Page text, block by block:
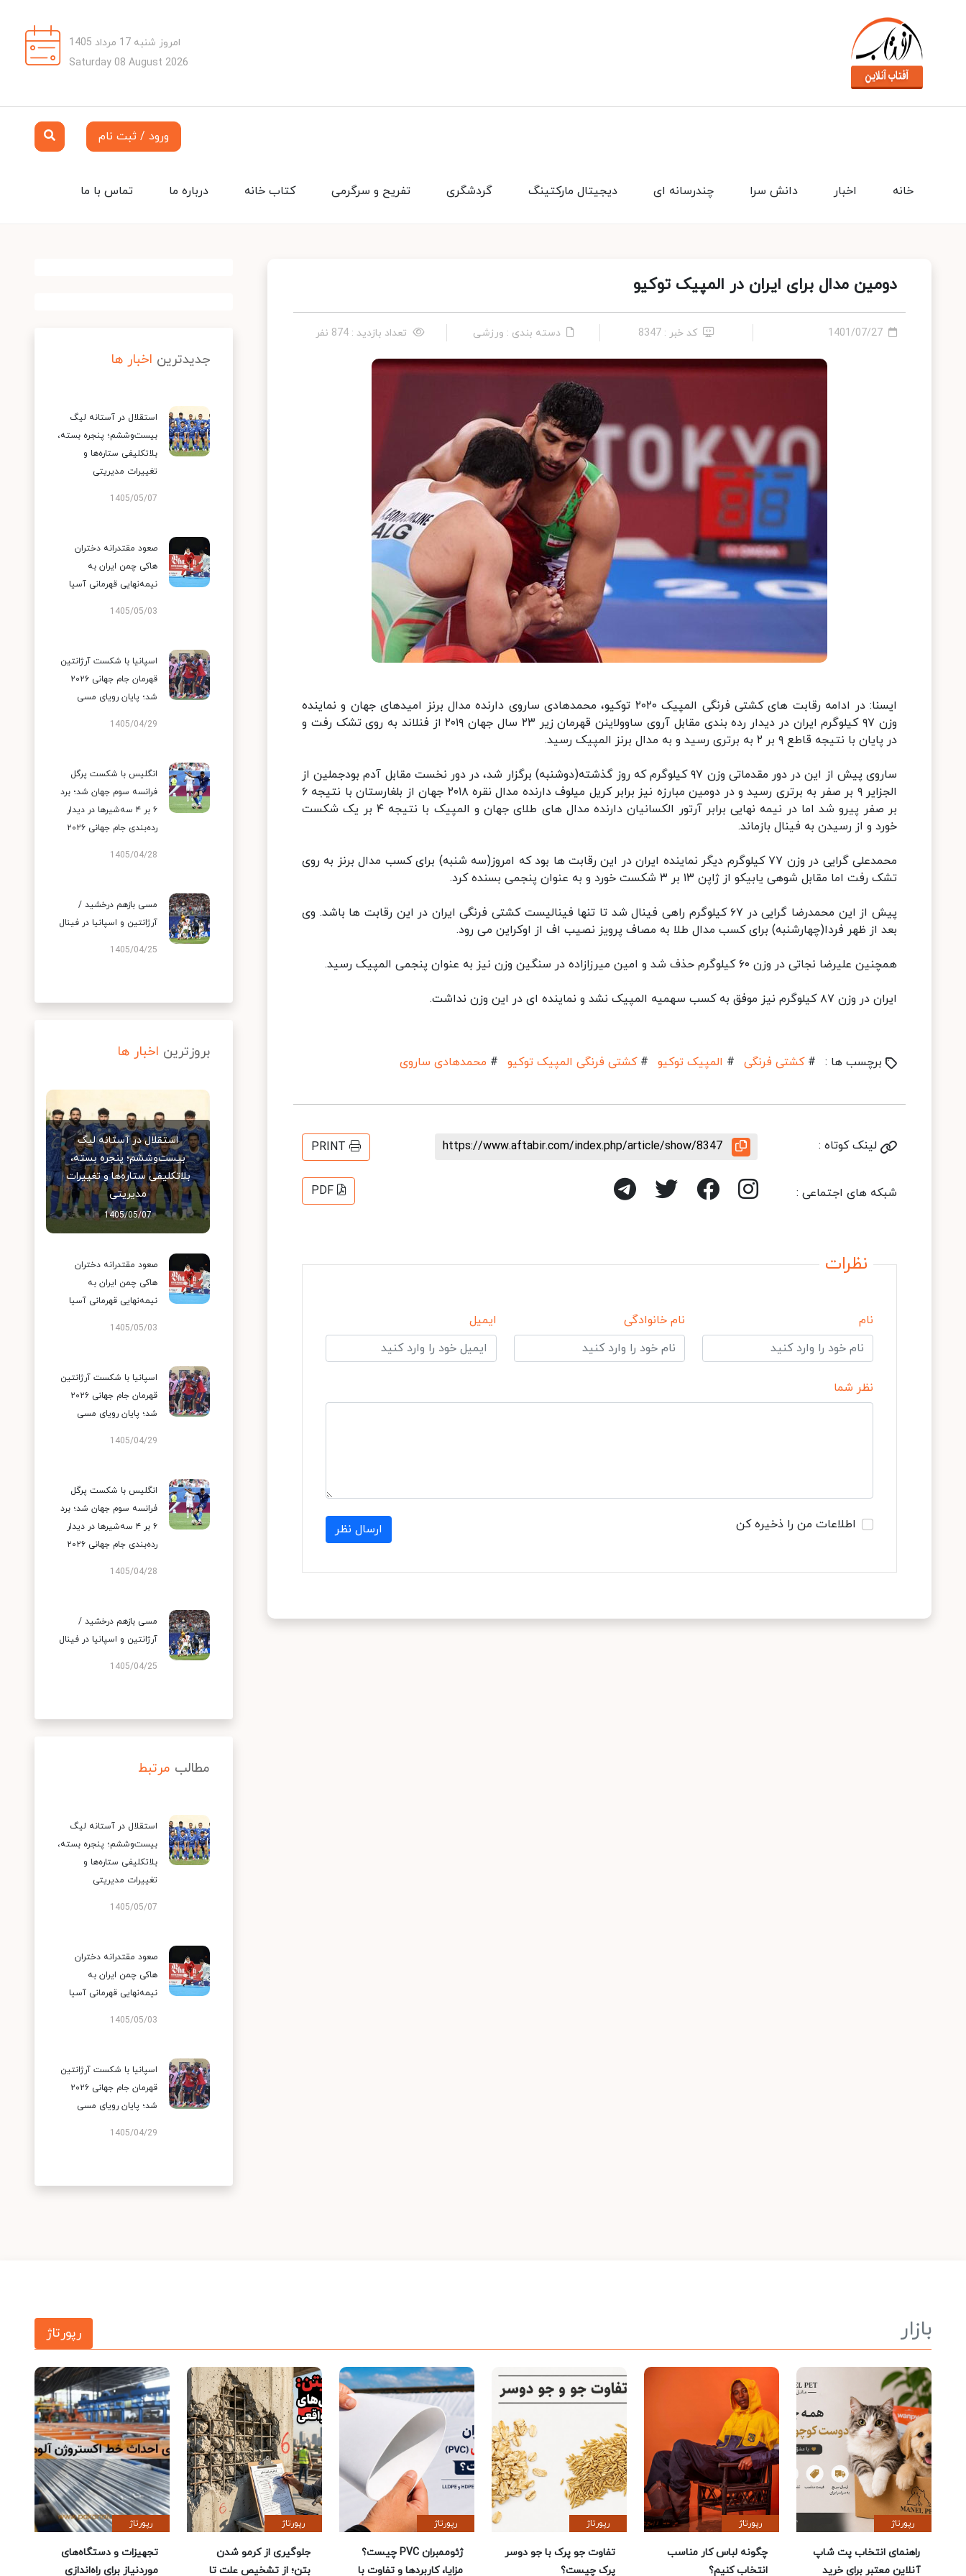
امروز شنبه 17 مرداد 1405
Saturday 08 August 2026
ورود / ثبت نام
تماس با ما درباره ما کتاب خانه تفریح و سرگرمی گردشگری دیجیتال مارکتینگ چندرسانه ای دانش سرا اخبار خانه
دومین مدال برای ایران در المپیک توکیو
1401/07/27 کد خبر : 8347 دسته بندی : ورزشی تعداد بازدید : 874 نفر
ایسنا: در ادامه رقابت های کشتی فرنگی المپیک ۲۰۲۰ توکیو، محمدهادی ساروی دارنده مدال برنز امیدهای جهان و نماینده
وزن ۹۷ کیلوگرم ایران در دیدار رده بندی مقابل آروی ساوولاینن قهرمان زیر ۲۳ سال جهان ۲۰۱۹ از فنلاند به روی تشک رفت و
در پایان با نتیجه قاطع ۹ بر ۲ به برتری رسید و به مدال برنز المپیک رسید.
ساروی پیش از این در دور مقدماتی وزن ۹۷ کیلوگرم که روز گذشته(دوشنبه) برگزار شد، در دور نخست مقابل آدم بودجملین از
الجزایر ۹ بر صفر به برتری رسید و در دومین مبارزه نیز برابر کریل میلوف دارنده مدال نقره ۲۰۱۸ جهان از بلغارستان با نتیجه ۶
بر صفر پیرو شد اما در نیمه نهایی برابر آرتور الکسانیان دارنده مدال های طلای جهان و المپیک با نتیجه ۴ بر یک شکست
خورد و از رسیدن به فینال بازماند.
محمدعلی گرایی در وزن ۷۷ کیلوگرم دیگر نماینده ایران در این رقابت ها بود که امروز(سه شنبه) برای کسب مدال برنز به روی
تشک رفت اما مقابل شوهی یابیکو از ژاپن ۱۳ بر ۳ شکست خورد و به عنوان پنجمی بسنده کرد.
پیش از این محمدرضا گرایی در ۶۷ کیلوگرم راهی فینال شد تا تنها فینالیست کشتی فرنگی ایران در این رقابت ها باشد. وی
بعد از ظهر فردا(چهارشنبه) برای کسب مدال طلا به مصاف پرویز نصیب اف از اوکراین می رود.
همچنین علیرضا نجاتی در وزن ۶۰ کیلوگرم حذف شد و امین میرزازاده در سنگین وزن نیز به عنوان پنجمی المپیک رسید.
ایران در وزن ۸۷ کیلوگرم نیز موفق به کسب سهمیه المپیک نشد و نماینده ای در این وزن نداشت.
برچسب ها : # کشتی فرنگی # المپیک توکیو # کشتی فرنگی المپیک توکیو # محمدهادی ساروی
لینک کوتاه : https://www.aftabir.com/index.php/article/show/8347
PRINT
شبکه های اجتماعی : PDF
نظرات
نام نام خانوادگی ایمیل
نظر شما
اطلاعات من را ذخیره کن ارسال نظر
جدیدترین اخبار ها
استقلال در آستانه لیگ
بیست‌وششم؛ پنجره بسته،
بلاتکلیفی ستاره‌ها و
تغییرات مدیریتی
1405/05/07
صعود مقتدرانه دختران
هاکی چمن ایران به
نیمه‌نهایی قهرمانی آسیا
1405/05/03
اسپانیا با شکست آرژانتین
قهرمان جام جهانی ۲۰۲۶
شد؛ پایان رویای مسی
1405/04/29
انگلیس با شکست پرگل
فرانسه سوم جهان شد؛ برد
۶ بر ۴ سه‌شیرها در دیدار
رده‌بندی جام جهانی ۲۰۲۶
1405/04/28
مسی بازهم درخشید /
آرژانتین و اسپانیا در فینال
1405/04/25
بروزترین اخبار ها
استقلال در آستانه لیگ
بیست‌وششم؛ پنجره بسته،
بلاتکلیفی ستاره‌ها و تغییرات
مدیریتی
1405/05/07
صعود مقتدرانه دختران
هاکی چمن ایران به
نیمه‌نهایی قهرمانی آسیا
1405/05/03
اسپانیا با شکست آرژانتین
قهرمان جام جهانی ۲۰۲۶
شد؛ پایان رویای مسی
1405/04/29
انگلیس با شکست پرگل
فرانسه سوم جهان شد؛ برد
۶ بر ۴ سه‌شیرها در دیدار
رده‌بندی جام جهانی ۲۰۲۶
1405/04/28
مسی بازهم درخشید /
آرژانتین و اسپانیا در فینال
1405/04/25
مطالب مرتبط
استقلال در آستانه لیگ
بیست‌وششم؛ پنجره بسته،
بلاتکلیفی ستاره‌ها و
تغییرات مدیریتی
1405/05/07
صعود مقتدرانه دختران
هاکی چمن ایران به
نیمه‌نهایی قهرمانی آسیا
1405/05/03
اسپانیا با شکست آرژانتین
قهرمان جام جهانی ۲۰۲۶
شد؛ پایان رویای مسی
1405/04/29
بازار رپورتاژ
رپورتاژ
راهنمای انتخاب پت شاپ
آنلاین معتبر برای خرید
رپورتاژ
چگونه لباس کار مناسب
انتخاب کنیم؟
رپورتاژ
تفاوت جو پرک با جو دوسر
پرک چیست؟
رپورتاژ
ژئوممبران PVC چیست؟
مزایا، کاربردها و تفاوت با
رپورتاژ
جلوگیری از کرمو شدن
بتن؛ از تشخیص علت تا
رپورتاژ
تجهیزات و دستگاه‌های
موردنیاز برای راه‌اندازی